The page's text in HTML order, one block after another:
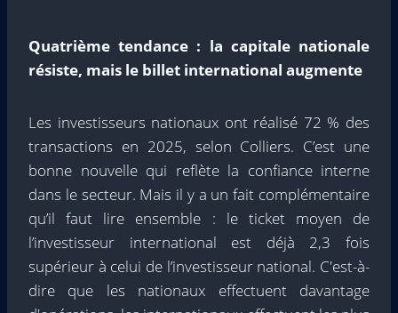
Quatrième tendance : la capitale nationale
résiste, mais le billet international augmente
Les investisseurs nationaux ont réalisé 72 % des
transactions en 2025, selon Colliers. C’est une
bonne nouvelle qui reflète la confiance interne
dans le secteur. Mais il y a un fait complémentaire
qu’il faut lire ensemble : le ticket moyen de
l’investisseur international est déjà 2,3 fois
supérieur à celui de l’investisseur national. C'est-à-
dire que les nationaux effectuent davantage